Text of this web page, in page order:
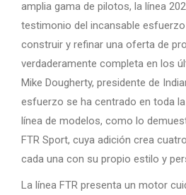
amplia gama de pilotos, la línea
testimonio del incansable
construir y refinar una oferta de
verdaderamente completa en los
Mike Dougherty, presidente de
esfuerzo se ha centrado en toda
línea de modelos, como lo
FTR Sport, cuya adición crea
cada una con su propio estilo y
La línea FTR presenta un motor